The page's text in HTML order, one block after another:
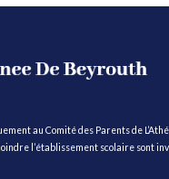
au Comité des Parents de
l’établissement scolaire sont